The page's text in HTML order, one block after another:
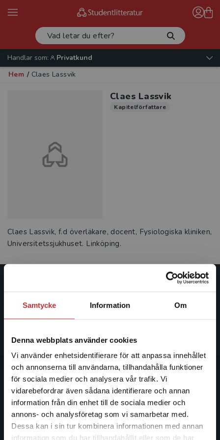
Samtycke Information Om
Denna webbplats använder cookies
Vi använder enhetsidentifierare för att anpassa innehållet
och annonserna till användarna, tillhandahålla funktioner
för sociala medier och analysera vår trafik. Vi
vidarebefordrar även sådana identifierare och annan
information från din enhet till de sociala medier och
annons- och analysföretag som vi samarbetar med.
Dessa kan i sin tur kombinera informationen med annan
information som du har tillhandahållit eller som de har
Begränsad fraktregion
Handlar som:
Privatkund
Hem / Claes Lassvik
Claes Lassvik
Kapitelförfattare
Claes Lassvik, f.d överläkare, docent, Fysiologiska kliniken,
Universitetssjukhuset. Linköping.
Studentlitteratur
Studentlitteratur grundades 1963 och är idag Sveriges
facklitteratur, utbildningar och digitala
informationstjänster i utbudet, finns Studentlitteratur med
längs hela kunskapsresan.
Kontakta oss
Kontakta oss
046-31 20 00